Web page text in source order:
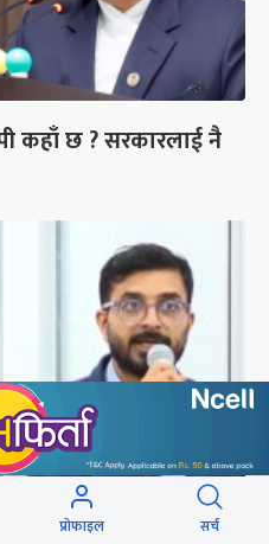
कहाँ छ ? सरकारलाई नै
प्रोफाइल सर्च